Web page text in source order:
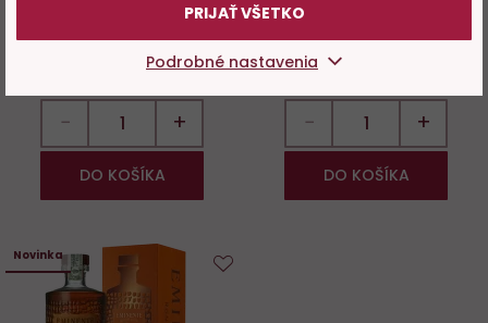
49,95 €
− +
DO KOŠÍKA
83,29 €
− +
DO KOŠÍKA
Novinka
PRIJAŤ VŠETKO
Podrobné nastavenia